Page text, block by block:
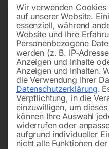
Wir verwenden
auf unserer Website.
essenziell, während
Website und Ihre
Personenbezogene
werden (z. B. IP-
Anzeigen und Inhalte
Anzeigen und Inhalten.
die Verwendung Ihrer
Datenschutzerklärung.
Verpflichtung, in die
einzuwilligen, um
können Ihre Auswahl
widerrufen oder
aufgrund individueller
nicht alle Funktionen